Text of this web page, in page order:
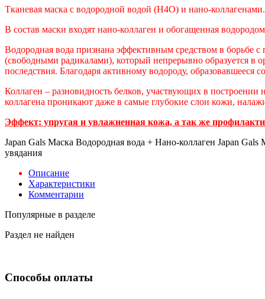
Тканевая маска с водородной водой (H4O) и нано-
В состав маски входят нано-коллаген и обогащенная
Водородная вода признана эффективным средством в борьбе
(свободными радикалами), который непрерывно образуется в
последствия. Благодаря активному водороду, образовавшееся
Коллаген – разновидность белков, участвующих в
коллагена проникают даже в самые глубокие слои кожи,
Эффект: упругая и увлажненная кожа, а так же
Japan Gals Маска Водородная вода + Нано-коллаген Japan
увядания
Описание
Характеристики
Комментарии
Популярные в разделе
Раздел не найден
Способы оплаты